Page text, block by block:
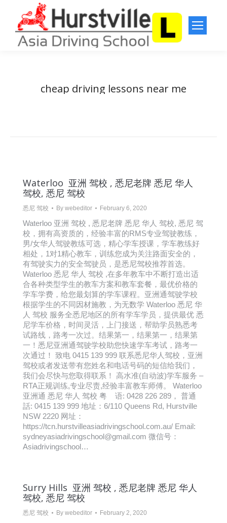
cheap driving lessons near me
Waterloo 亚洲 驾校 , 悉尼老牌 悉尼 华人
驾校, 悉尼 驾校
悉尼 驾校 By webeditor February 6, 2020
Waterloo 亚洲 驾校 , 悉尼老牌 悉尼 华人 驾校, 悉尼 驾
校，拥有高资质的，经验丰富的RMS专业驾驶教练，
男/女华人驾驶教练可选，精心学车授课，学车教练好
相处，1对1精心教车，训练您成为关注路面安全的，
有驾驶实力的安全驾驶员，是悉尼驾校推荐首选。
Waterloo 悉尼 华人 驾校 ,在多年教车中不断打造出适
合各种类型学生的教车方案和教车套餐，最优价格的
学车学费，给您最划算的学车课程。亚洲通驾驶学校
根据学生的不同因材施教，为无数学 Waterloo 悉尼 华
人 驾校 服务全悉尼地区的所有学车学员，提供最优 悉
尼学车价格，时间灵活，上门接送，帮助学员熟悉考
试路线，路考一次过。结果第一，结果第一，结果第
一！悉尼亚洲通驾驶学校助您快速学车考试，路考一
次通过！ 致电 0415 139 999 联系悉尼华人驾校，亚洲
驾校或者发送带有您姓名和电话号码的短信给我们，
我们会尽快与您取得联系！ 高水准(自动波)学车服务 –
RTA正规训练,专业尽责,经验丰富教车师傅。 Waterloo
亚洲通 悉尼 华人 驾校 粤 语: 0428 226 289， 普通
話: 0415 139 999 地址：6/110 Queens Rd, Hurstville
NSW 2220 网址：
https://tcn.hurstvilleasiadrivingschool.com.au/ Email:
sydneyasiadrivingschool@gmail.com 微信号：
Asiadrivingschool…
Surry Hills 亚洲 驾校 , 悉尼老牌 悉尼 华人
驾校, 悉尼 驾校
悉尼 驾校 By webeditor February 2, 2020